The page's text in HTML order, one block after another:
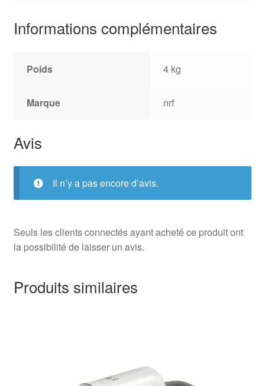
Informations complémentaires
Poids 4 kg
Marque nrf
Avis
Il n’y a pas encore d’avis.
Seuls les clients connectés ayant acheté ce produit ont
la possibilité de laisser un avis.
Produits similaires